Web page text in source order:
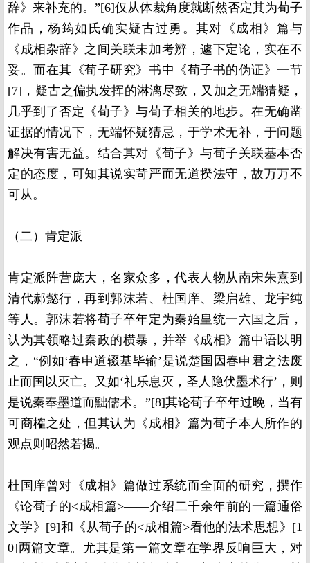
辞》来补充的。”[6]仅从体裁角度就断然否定其为荀子
作品，杨筠如氏确实疑古过勇。其对《成相》篇与
《成相杂辞》之间关联未加考辨，遽下定论，实在不
妥。而在其《荀子研究》书中《荀子书的伪证》一节
[7]，疑古之偏执发挥的淋漓尽致，又加之无端猜疑，
几乎到了否定《荀子》与荀子相关的地步。在无确凿
证据的情况下，无端怀疑猜忌，于学术无补，于问题
解决有害无益。结合其对《荀子》与荀子关联基本否
定的态度，可知其说实苛严而无道揆法守，故万万不
可从。
（二）肯定派
肯定派阵营庞大，名家众多，代表人物从南宋朱熹到
清代郝懿行，再到郭沫若、杜国庠、梁启雄、龙宇纯
等人。郭沫若将荀子卒年定为秦始皇统一六国之后，
认为其领略过秦政的横暴，并举《成相》篇中语以明
之，“例如‘春申道辍基毕输’是说楚国因春申君之法废
止而国以灭亡。又如‘礼乐息灭，圣人隐伏墨术行’，则
是说秦奉墨道而黜儒术。”[8]其论荀子卒年过晚，当有
可商榷之处，但其认为《成相》篇为荀子本人所作的
观点则昭然若揭。
杜国庠曾对《成相》篇做过系统而全面的研究，撰作
《论荀子的<成相篇>——介绍二千余年前的一篇通俗
文学》[9]和《从荀子的<成相篇>看他的法术思想》[1
0]两篇文章。尤其是第一篇文章在学界反响巨大，对